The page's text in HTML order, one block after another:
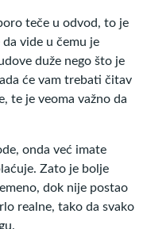
teče u odvod, to je
vide u čemu je
duže nego što je
će vam trebati čitav
te je veoma važno da
onda već imate
Zato je bolje
dok nije postao
realne, tako da svako